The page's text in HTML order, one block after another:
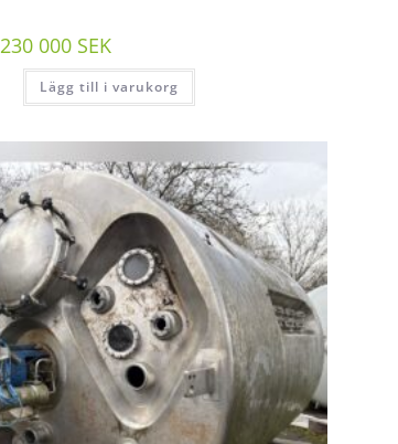
230 000 SEK
Lägg till i varukorg